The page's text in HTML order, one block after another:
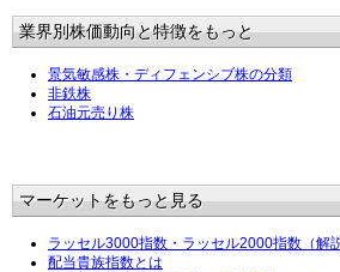
業界別株価動向と特徴をもっと
景気敏感株・ディフェンシブ株の分類
非鉄株
石油元売り株
マーケットをもっと見る
ラッセル3000指数・ラッセル2000指数（解
配当貴族指数とは